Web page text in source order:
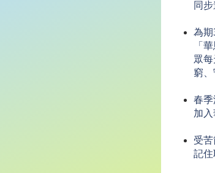
同
為
「
眾
窮
春
加
受
記